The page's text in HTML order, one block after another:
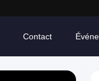
Contact